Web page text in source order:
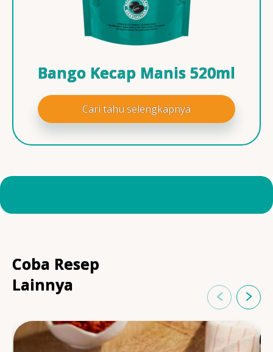
Bango Kecap Manis 520ml
Cari tahu selengkapnya
Coba Resep
Lainnya